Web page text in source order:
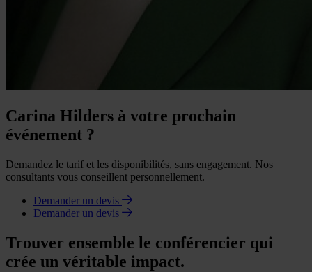
Carina Hilders à votre prochain
événement ?
Demandez le tarif et les disponibilités, sans engagement. Nos
consultants vous conseillent personnellement.
Demander un devis
Demander un devis
Trouver ensemble le conférencier qui
crée un véritable impact.